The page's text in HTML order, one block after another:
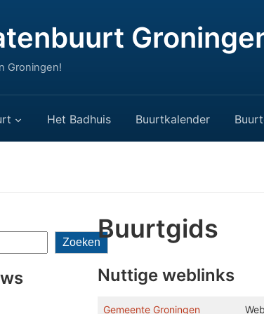
Groningen!
Het Badhuis Buurtkalender
ZoekenBuurtgids
Nuttige weblinks
Gemeente Groningen